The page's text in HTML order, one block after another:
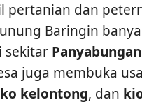
pertanian dan
Baringin
sekitar Panyabungan
juga membuka
kelontong, dan